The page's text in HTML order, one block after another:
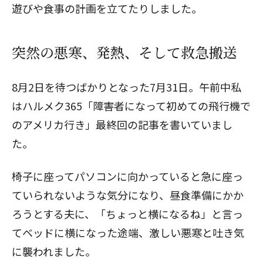
遊びや食事の計画を立てたりしました。
突然の悪寒、発熱、そして救急搬送
8月2日を待つばかりとなった7月31日。午前中私
はハルメク365「障害者になって初めての飛行機で
のアメリカ行き」 最終回の記事を書いていまし
た。
椅子に座ってパソコンに向かっていると急に座っ
ていられないような気分になり、昼食準備にかか
ろうとする夫に、「ちょっと横になるね」と言っ
てベッドに横になった途端、激しい悪寒と吐き気
に襲われました。